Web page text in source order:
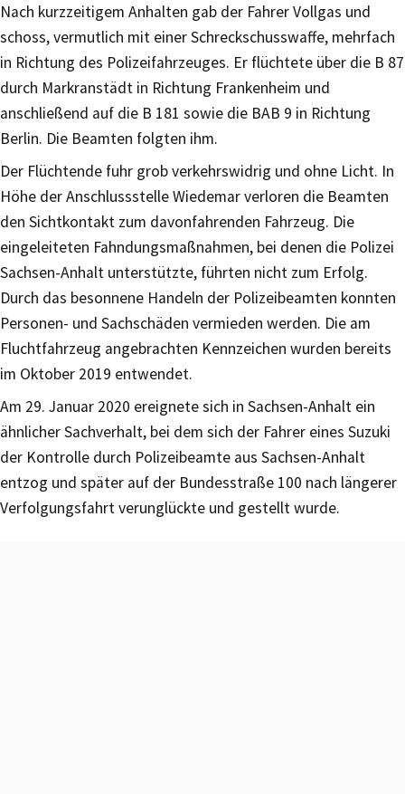
Nach kurzzeitigem Anhalten gab der Fahrer Vollgas und
schoss, vermutlich mit einer Schreckschusswaffe, mehrfach
in Richtung des Polizeifahrzeuges. Er flüchtete über die B 87
durch Markranstädt in Richtung Frankenheim und
anschließend auf die B 181 sowie die BAB 9 in Richtung
Berlin. Die Beamten folgten ihm.
Der Flüchtende fuhr grob verkehrswidrig und ohne Licht. In
Höhe der Anschlussstelle Wiedemar verloren die Beamten
den Sichtkontakt zum davonfahrenden Fahrzeug. Die
eingeleiteten Fahndungsmaßnahmen, bei denen die Polizei
Sachsen-Anhalt unterstützte, führten nicht zum Erfolg.
Durch das besonnene Handeln der Polizeibeamten konnten
Personen- und Sachschäden vermieden werden. Die am
Fluchtfahrzeug angebrachten Kennzeichen wurden bereits
im Oktober 2019 entwendet.
Am 29. Januar 2020 ereignete sich in Sachsen-Anhalt ein
ähnlicher Sachverhalt, bei dem sich der Fahrer eines Suzuki
der Kontrolle durch Polizeibeamte aus Sachsen-Anhalt
entzog und später auf der Bundesstraße 100 nach längerer
Verfolgungsfahrt verunglückte und gestellt wurde.